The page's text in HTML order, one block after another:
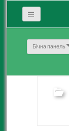
Бічна панель